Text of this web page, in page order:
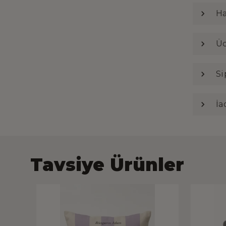
Tavsiye Ürünler